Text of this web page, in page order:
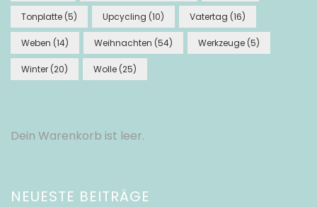
Tonplatte (5) Upcycling (10) Vatertag (16)
Weben (14) Weihnachten (54) Werkzeuge (5)
Winter (20) Wolle (25)
Dein Warenkorb ist leer.
NEUESTE BEITRÄGE